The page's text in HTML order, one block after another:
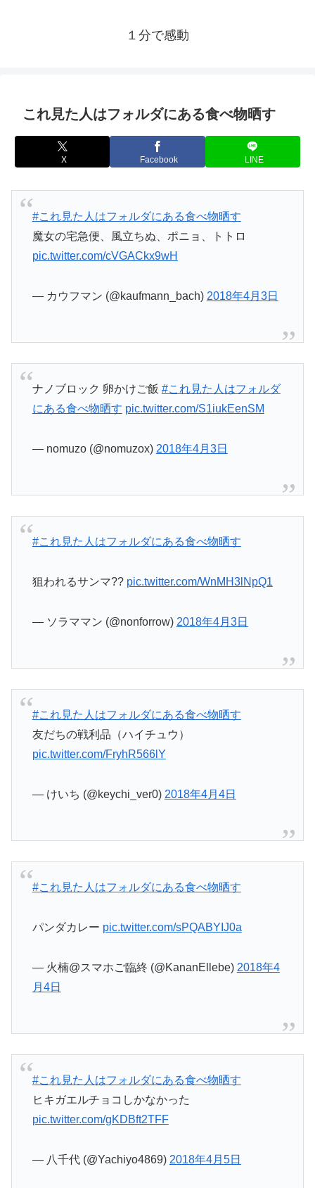
１分で感動
これ見た人はフォルダにある食べ物晒す
X Facebook LINE
#これ見た人はフォルダにある食べ物晒す
魔女の宅急便、風立ちぬ、ポニョ、トトロ
pic.twitter.com/cVGACkx9wH
— カウフマン (@kaufmann_bach) 2018年4月3日
ナノブロック 卵かけご飯 #これ見た人はフォルダ
にある食べ物晒す pic.twitter.com/S1iukEenSM
— nomuzo (@nomuzox) 2018年4月3日
#これ見た人はフォルダにある食べ物晒す
狙われるサンマ?? pic.twitter.com/WnMH3lNpQ1
— ソラママン (@nonforrow) 2018年4月3日
#これ見た人はフォルダにある食べ物晒す
友だちの戦利品（ハイチュウ）
pic.twitter.com/FryhR566lY
— けいち (@keychi_ver0) 2018年4月4日
#これ見た人はフォルダにある食べ物晒す
パンダカレー pic.twitter.com/sPQABYIJ0a
— 火楠@スマホご臨終 (@KananEllebe) 2018年4
月4日
#これ見た人はフォルダにある食べ物晒す
ヒキガエルチョコしかなかった
pic.twitter.com/gKDBft2TFF
— 八千代 (@Yachiyo4869) 2018年4月5日